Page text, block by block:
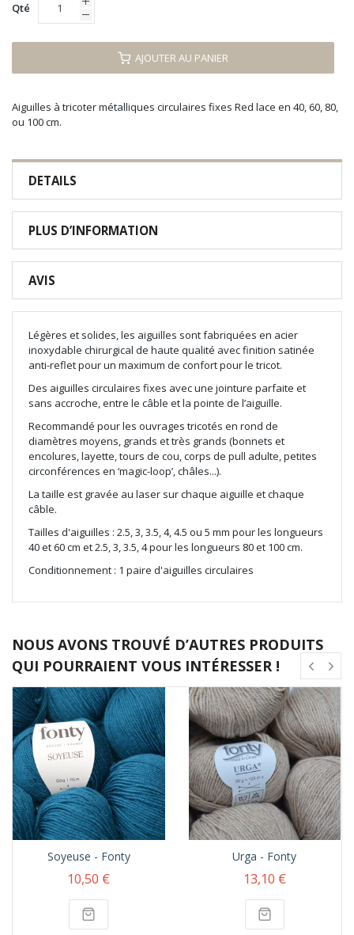
Qté
AJOUTER AU PANIER
Aiguilles à tricoter métalliques circulaires fixes Red lace en 40, 60, 80,
ou 100 cm.
DETAILS
PLUS D’INFORMATION
AVIS
Légères et solides, les aiguilles sont fabriquées en acier
inoxydable chirurgical de haute qualité avec finition satinée
anti-reflet pour un maximum de confort pour le tricot.
Des aiguilles circulaires fixes avec une jointure parfaite et
sans accroche, entre le câble et la pointe de l’aiguille.
Recommandé pour les ouvrages tricotés en rond de
diamètres moyens, grands et très grands (bonnets et
encolures, layette, tours de cou, corps de pull adulte, petites
circonférences en ‘magic-loop’, châles...).
La taille est gravée au laser sur chaque aiguille et chaque
câble.
Tailles d'aiguilles : 2.5, 3, 3.5, 4, 4.5 ou 5 mm pour les longueurs
40 et 60 cm et 2.5, 3, 3.5, 4 pour les longueurs 80 et 100 cm.
Conditionnement : 1 paire d'aiguilles circulaires
NOUS AVONS TROUVÉ D’AUTRES PRODUITS
QUI POURRAIENT VOUS INTÉRESSER !
Soyeuse - Fonty
10,50 €
Urga - Fonty
13,10 €